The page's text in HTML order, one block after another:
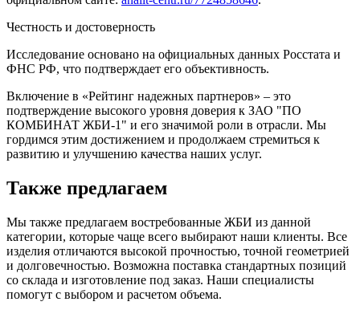
Честность и достоверность
Исследование основано на официальных данных Росстата и
ФНС РФ, что подтверждает его объективность.
Включение в «Рейтинг надежных партнеров» – это
подтверждение высокого уровня доверия к ЗАО "ПО
КОМБИНАТ ЖБИ-1" и его значимой роли в отрасли. Мы
гордимся этим достижением и продолжаем стремиться к
развитию и улучшению качества наших услуг.
Также предлагаем
Мы также предлагаем востребованные ЖБИ из данной
категории, которые чаще всего выбирают наши клиенты. Все
изделия отличаются высокой прочностью, точной геометрией
и долговечностью. Возможна поставка стандартных позиций
со склада и изготовление под заказ. Наши специалисты
помогут с выбором и расчетом объема.